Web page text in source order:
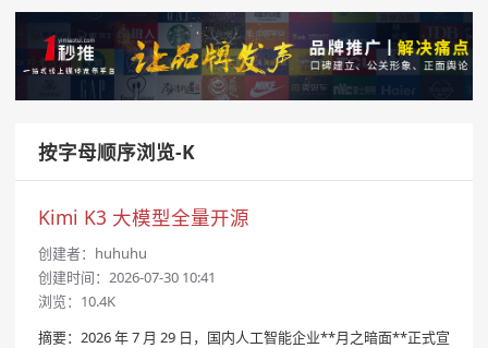
按字母顺序浏览-K
Kimi K3 大模型全量开源
创建者： huhuhu
创建时间：2026-07-30 10:41
浏览：10.4K
摘要：2026 年 7 月 29 日，国内人工智能企业**月之暗面**正式宣